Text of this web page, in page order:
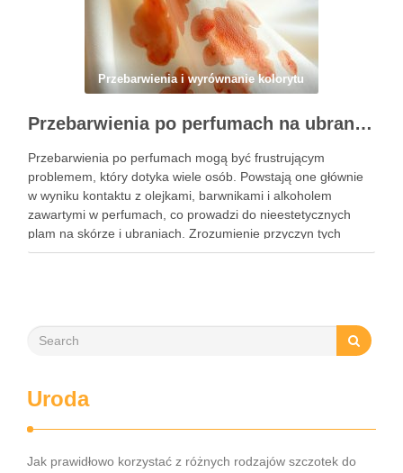
Przebarwienia i wyrównanie kolorytu
Przebarwienia po perfumach na ubraniach i skórze: przyczyny, usuwanie i zapobieganie błędom
Przebarwienia po perfumach mogą być frustrującym
problemem, który dotyka wiele osób. Powstają one głównie
w wyniku kontaktu z olejkami, barwnikami i alkoholem
zawartymi w perfumach, co prowadzi do nieestetycznych
plam na skórze i ubraniach. Zrozumienie przyczyn tych
przebarwień jest kluczowe, aby skutecznie im zapobiegać i
Uroda
Jak prawidłowo korzystać z różnych rodzajów szczotek do